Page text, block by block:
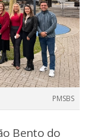
PMSBS
Bento do